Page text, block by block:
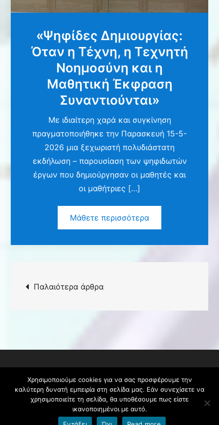
«Ψηφίδες Δημιουργίας:
Όταν η Τέχνη, η Τεχνητή
Νοημοσύνη και η
Μαθητική Έκφραση
Συναντιούνται»
Με ιδιαίτερη χαρά και συγκίνηση
πραγματοποιήθηκε την Παρασκευή 15-5-
2026 μια ξεχωριστή πολυδιάστατη
εκδήλωση – παρουσίαση των ψηφιδωτών
έργων που δημιούργησαν οι μαθητές και
οι μαθήτριες […]
Μάθετε περισσότερα
άρθρων
Παλαιότερα άρθρα
των δικαιωμάτων. Θέμα Galaxy Preschool από
Creativ Themes
Χρησιμοποιούμε cookies για να σας προσφέρουμε την
καλύτερη δυνατή εμπειρία στη σελίδα μας. Εάν συνεχίσετε να
χρησιμοποιείτε τη σελίδα, θα υποθέσουμε πως είστε
ικανοποιημένοι με αυτό.